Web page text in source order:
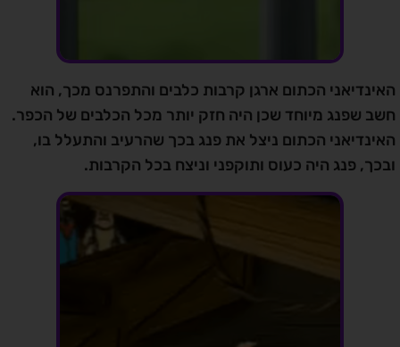
האינדיאני הכתום ארגן קרבות כלבים והתפרנס מכך, הוא
חשב שפנג מיוחד שכן היה חזק יותר מכל הכלבים של הכפר.
האינדיאני הכתום ניצל את פנג בכך שהרעיב והתעלל בו,
ובכך, פנג היה כעוס ותוקפני וניצח בכל הקרבות.